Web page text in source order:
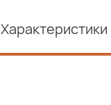
Характеристики